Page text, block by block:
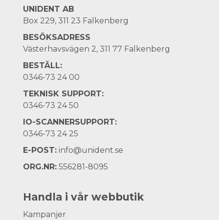
UNIDENT AB
Box 229, 311 23 Falkenberg
BESÖKSADRESS
Västerhavsvägen 2, 311 77 Falkenberg
BESTÄLL:
0346-73 24 00
TEKNISK SUPPORT:
0346-73 24 50
IO-SCANNERSUPPORT:
0346-73 24 25
E-POST: info@unident.se
ORG.NR: 556281-8095
Handla i vår webbutik
Kampanjer